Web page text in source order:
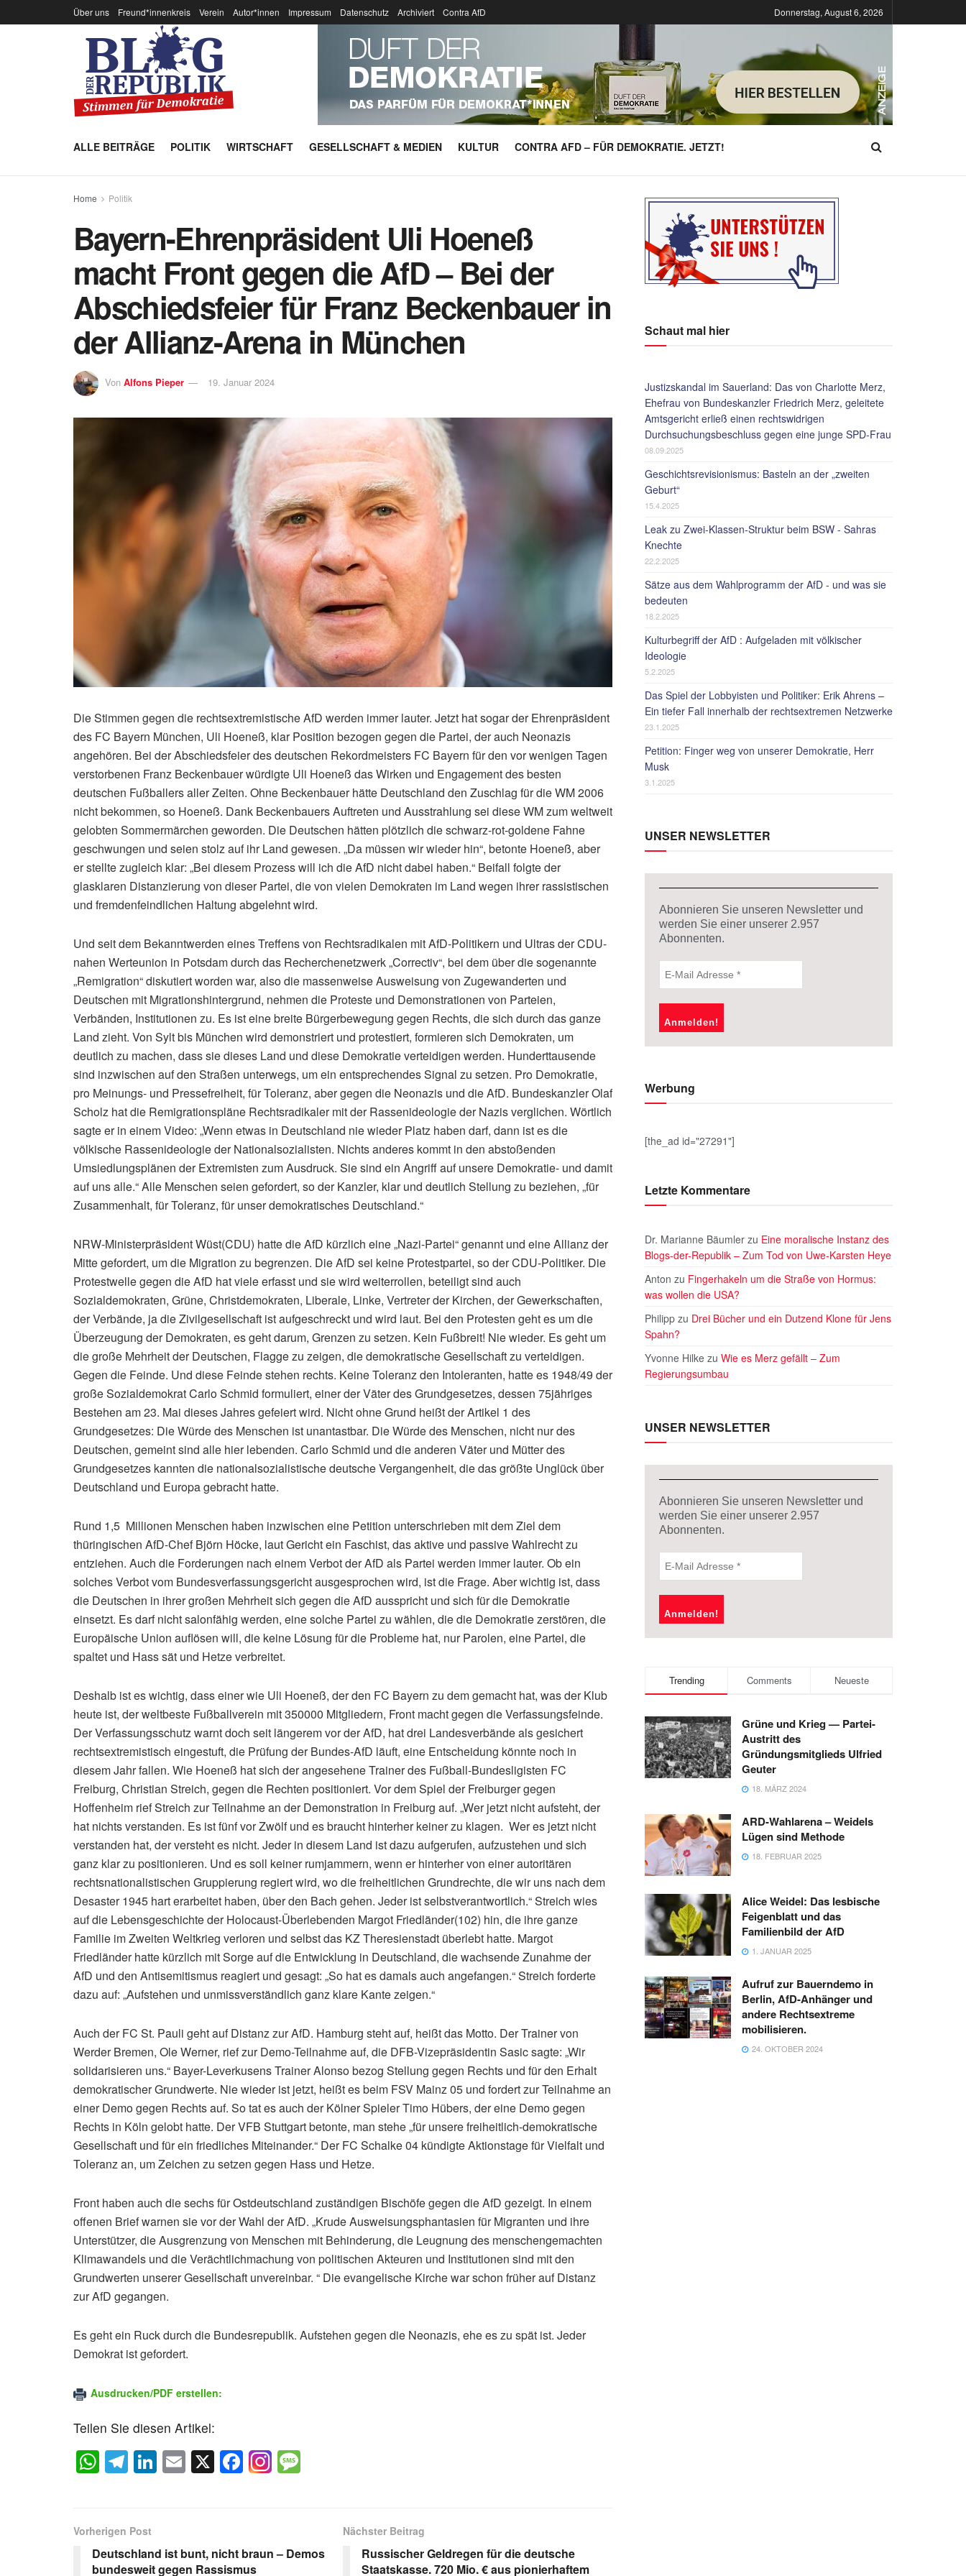
Über uns Freund*innenkreis Verein Autor*innen Impressum Datenschutz Archiviert Contra AfD Donnerstag, August 6, 2026
ALLE BEITRÄGE POLITIK WIRTSCHAFT GESELLSCHAFT & MEDIEN KULTUR CONTRA AFD – FÜR DEMOKRATIE. JETZT!
Home Politik
Bayern-Ehrenpräsident Uli Hoeneß
macht Front gegen die AfD – Bei der
Abschiedsfeier für Franz Beckenbauer in
der Allianz-Arena in München
Von Alfons Pieper 19. Januar 2024
Die Stimmen gegen die rechtsextremistische AfD werden immer lauter. Jetzt hat sogar der Ehrenpräsident
des FC Bayern München, Uli Hoeneß, klar Position bezogen gegen die Partei, der auch Neonazis
angehören. Bei der Abschiedsfeier des deutschen Rekordmeisters FC Bayern für den vor wenigen Tagen
verstorbenen Franz Beckenbauer würdigte Uli Hoeneß das Wirken und Engagement des besten
deutschen Fußballers aller Zeiten. Ohne Beckenbauer hätte Deutschland den Zuschlag für die WM 2006
nicht bekommen, so Hoeneß. Dank Beckenbauers Auftreten und Ausstrahlung sei diese WM zum weltweit
gelobten Sommermärchen geworden. Die Deutschen hätten plötzlich die schwarz-rot-goldene Fahne
geschwungen und seien stolz auf ihr Land gewesen. „Da müssen wir wieder hin“, betonte Hoeneß, aber
er stellte zugleich klar: „Bei diesem Prozess will ich die AfD nicht dabei haben.“ Beifall folgte der
glasklaren Distanzierung von dieser Partei, die von vielen Demokraten im Land wegen ihrer rassistischen
und fremdenfeindlichen Haltung abgelehnt wird.
Und seit dem Bekanntwerden eines Treffens von Rechtsradikalen mit AfD-Politikern und Ultras der CDU-
nahen Werteunion in Potsdam durch das Recherchenetzwerk „Correctiv“, bei dem über die sogenannte
„Remigration“ diskutiert worden war, also die massenweise Ausweisung von Zugewanderten und
Deutschen mit Migrationshintergrund, nehmen die Proteste und Demonstrationen von Parteien,
Verbänden, Institutionen zu. Es ist eine breite Bürgerbewegung gegen Rechts, die sich durch das ganze
Land zieht. Von Sylt bis München wird demonstriert und protestiert, formieren sich Demokraten, um
deutlich zu machen, dass sie dieses Land und diese Demokratie verteidigen werden. Hunderttausende
sind inzwischen auf den Straßen unterwegs, um ein entsprechendes Signal zu setzen. Pro Demokratie,
pro Meinungs- und Pressefreiheit, für Toleranz, aber gegen die Neonazis und die AfD. Bundeskanzler Olaf
Scholz hat die Remigrationspläne Rechtsradikaler mit der Rassenideologie der Nazis verglichen. Wörtlich
sagte er in einem Video: „Wenn etwas in Deutschland nie wieder Platz haben darf, dann ist es die
völkische Rassenideologie der Nationalsozialisten. Nichts anderes kommt in den abstoßenden
Umsiedlungsplänen der Extremisten zum Ausdruck. Sie sind ein Angriff auf unsere Demokratie- und damit
auf uns alle.“ Alle Menschen seien gefordert, so der Kanzler, klar und deutlich Stellung zu beziehen, „für
Zusammenhalt, für Toleranz, für unser demokratisches Deutschland.“
NRW-Ministerpräsident Wüst(CDU) hatte die AfD kürzlich eine „Nazi-Partei“ genannt und eine Allianz der
Mitte gefordert, um die Migration zu begrenzen. Die AfD sei keine Protestpartei, so der CDU-Politiker. Die
Protestwelle gegen die AfD hat viele erfasst und sie wird weiterrollen, beteiligt sind auch
Sozialdemokraten, Grüne, Christdemokraten, Liberale, Linke, Vertreter der Kirchen, der Gewerkschaften,
der Verbände, ja die Zivilgesellschaft ist aufgeschreckt und wird laut. Bei den Protesten geht es um die
Überzeugung der Demokraten, es geht darum, Grenzen zu setzen. Kein Fußbreit! Nie wieder. Es geht um
die große Mehrheit der Deutschen, Flagge zu zeigen, die demokratische Gesellschaft zu verteidigen.
Gegen die Feinde. Und diese Feinde stehen rechts. Keine Toleranz den Intoleranten, hatte es 1948/49 der
große Sozialdemokrat Carlo Schmid formuliert, einer der Väter des Grundgesetzes, dessen 75jähriges
Bestehen am 23. Mai dieses Jahres gefeiert wird. Nicht ohne Grund heißt der Artikel 1 des
Grundgesetzes: Die Würde des Menschen ist unantastbar. Die Würde des Menschen, nicht nur des
Deutschen, gemeint sind alle hier lebenden. Carlo Schmid und die anderen Väter und Mütter des
Grundgesetzes kannten die nationalsozialistische deutsche Vergangenheit, die das größte Unglück über
Deutschland und Europa gebracht hatte.
Rund 1,5 Millionen Menschen haben inzwischen eine Petition unterschrieben mit dem Ziel dem
thüringischen AfD-Chef Björn Höcke, laut Gericht ein Faschist, das aktive und passive Wahlrecht zu
entziehen. Auch die Forderungen nach einem Verbot der AfD als Partei werden immer lauter. Ob ein
solches Verbot vom Bundesverfassungsgericht ausgesprochen wird, ist die Frage. Aber wichtig ist, dass
die Deutschen in ihrer großen Mehrheit sich gegen die AfD ausspricht und sich für die Demokratie
einsetzt. Es darf nicht salonfähig werden, eine solche Partei zu wählen, die die Demokratie zerstören, die
Europäische Union auflösen will, die keine Lösung für die Probleme hat, nur Parolen, eine Partei, die
spaltet und Hass sät und Hetze verbreitet.
Deshalb ist es wichtig, dass einer wie Uli Hoeneß, der den FC Bayern zu dem gemacht hat, was der Klub
heute ist, der weltbeste Fußballverein mit 350000 Mitgliedern, Front macht gegen die Verfassungsfeinde.
Der Verfassungsschutz warnt doch seit längerem vor der AfD, hat drei Landesverbände als gesichert
rechtsextremistisch eingestuft, die Prüfung der Bundes-AfD läuft, eine Entscheidung könnte noch in
diesem Jahr fallen. Wie Hoeneß hat sich der angesehene Trainer des Fußball-Bundesligisten FC
Freiburg, Christian Streich, gegen die Rechten positioniert. Vor dem Spiel der Freiburger gegen
Hoffenheim rief Streich zur Teilnahme an der Demonstration in Freiburg auf. „Wer jetzt nicht aufsteht, der
hat nichts verstanden. Es ist fünf vor Zwölf und es braucht hinterher keiner zu klagen. Wer es jetzt nicht
verstanden hat, der versteht es nicht. Jeder in diesem Land ist dazu aufgerufen, aufzustehen und sich
ganz klar zu positionieren. Und es soll keiner rumjammern, wenn er hinterher von einer autoritären
rechtsnationalistischen Gruppierung regiert wird, wo die freiheitlichen Grundrechte, die wir uns nach dem
Desaster 1945 hart erarbeitet haben, über den Bach gehen. Jeder ist selbstverantwortlich.“ Streich wies
auf die Lebensgeschichte der Holocaust-Überlebenden Margot Friedländer(102) hin, die ihre ganze
Familie im Zweiten Weltkrieg verloren und selbst das KZ Theresienstadt überlebt hatte. Margot
Friedländer hatte kürzlich mit Sorge auf die Entwicklung in Deutschland, die wachsende Zunahme der
AfD und den Antisemitismus reagiert und gesagt: „So hat es damals auch angefangen.“ Streich forderte
dazu auf: „Aufstehen und unmissverständlich ganz klare Kante zeigen.“
Auch der FC St. Pauli geht auf Distanz zur AfD. Hamburg steht auf, heißt das Motto. Der Trainer von
Werder Bremen, Ole Werner, rief zur Demo-Teilnahme auf, die DFB-Vizepräsidentin Sasic sagte: „Wir
solidarisieren uns.“ Bayer-Leverkusens Trainer Alonso bezog Stellung gegen Rechts und für den Erhalt
demokratischer Grundwerte. Nie wieder ist jetzt, heißt es beim FSV Mainz 05 und fordert zur Teilnahme an
einer Demo gegen Rechts auf. So tat es auch der Kölner Spieler Timo Hübers, der eine Demo gegen
Rechts in Köln gelobt hatte. Der VFB Stuttgart betonte, man stehe „für unsere freiheitlich-demokratische
Gesellschaft und für ein friedliches Miteinander.“ Der FC Schalke 04 kündigte Aktionstage für Vielfalt und
Toleranz an, um Zeichen zu setzen gegen Hass und Hetze.
Front haben auch die sechs für Ostdeutschland zuständigen Bischöfe gegen die AfD gezeigt. In einem
offenen Brief warnen sie vor der Wahl der AfD. „Krude Ausweisungsphantasien für Migranten und ihre
Unterstützer, die Ausgrenzung von Menschen mit Behinderung, die Leugnung des menschengemachten
Klimawandels und die Verächtlichmachung von politischen Akteuren und Institutionen sind mit den
Grundwerten unserer Gesellschaft unvereinbar. “ Die evangelische Kirche war schon früher auf Distanz
zur AfD gegangen.
Es geht ein Ruck durch die Bundesrepublik. Aufstehen gegen die Neonazis, ehe es zu spät ist. Jeder
Demokrat ist gefordert.
Ausdrucken/PDF erstellen:
Teilen Sie diesen Artikel:
W
h
s
A
T
el
gr
a
Li
n
dI
E
m
X F
a
b g
Vorherigen Post
Deutschland ist bunt, nicht braun – Demos
bundesweit gegen Rassismus
Nächster Beitrag
Russischer Geldregen für die deutsche
Staatskasse. 720 Mio. € aus pionierhaftem
Schaut mal hier
Justizskandal im Sauerland: Das von Charlotte Merz,
Ehefrau von Bundeskanzler Friedrich Merz, geleitete
Amtsgericht erließ einen rechtswidrigen
Durchsuchungsbeschluss gegen eine junge SPD-Frau
08.09.2025
Geschichtsrevisionismus: Basteln an der „zweiten
Geburt“
15.4.2025
Leak zu Zwei-Klassen-Struktur beim BSW - Sahras
Knechte
22.2.2025
Sätze aus dem Wahlprogramm der AfD - und was sie
bedeuten
18.2.2025
Kulturbegriff der AfD : Aufgeladen mit völkischer
Ideologie
5.2.2025
Das Spiel der Lobbyisten und Politiker: Erik Ahrens –
Ein tiefer Fall innerhalb der rechtsextremen Netzwerke
23.1.2025
Petition: Finger weg von unserer Demokratie, Herr
Musk
3.1.2025
UNSER NEWSLETTER
Abonnieren Sie unseren Newsletter und
werden Sie einer unserer 2.957
Abonnenten.
Werbung
[the_ad id="27291"]
Letzte Kommentare
Dr. Marianne Bäumler zu Eine moralische Instanz des
Blogs-der-Republik – Zum Tod von Uwe-Karsten Heye
Anton zu Fingerhakeln um die Straße von Hormus:
was wollen die USA?
Philipp zu Drei Bücher und ein Dutzend Klone für Jens
Spahn?
Yvonne Hilke zu Wie es Merz gefällt – Zum
Regierungsumbau
UNSER NEWSLETTER
Abonnieren Sie unseren Newsletter und
werden Sie einer unserer 2.957
Abonnenten.
Trending Comments Neueste
Grüne und Krieg — Partei-
Austritt des
Gründungsmitglieds Ulfried
Geuter
18. MÄRZ 2024
ARD-Wahlarena – Weidels
Lügen sind Methode
18. FEBRUAR 2025
Alice Weidel: Das lesbische
Feigenblatt und das
Familienbild der AfD
1. JANUAR 2025
Aufruf zur Bauerndemo in
Berlin, AfD-Anhänger und
andere Rechtsextreme
mobilisieren.
24. OKTOBER 2024